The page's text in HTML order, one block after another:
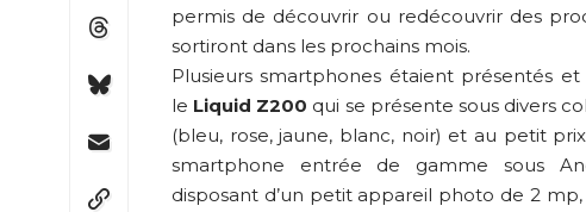
permis de découvrir ou redécouvrir des
sortiront dans les prochains mois.
Plusieurs smartphones étaient présentés
le Liquid Z200 qui se présente sous divers
(bleu, rose, jaune, blanc, noir) et au petit
smartphone entrée de gamme sous
disposant d’un petit appareil photo de 2